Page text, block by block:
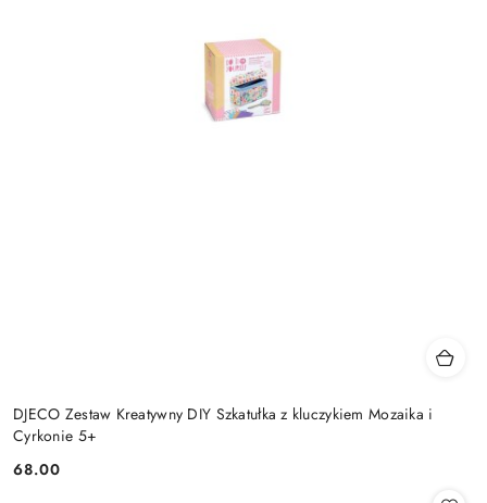
DJECO Zestaw Kreatywny DIY Szkatułka z kluczykiem Mozaika i
Cyrkonie 5+
Cena:
68.00